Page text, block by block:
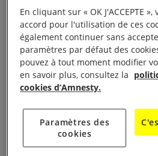
guerre de
Première et deuxième guerre
opération militaire en Syrie,
commettent les mêmes crimes
violation totale du droit
toujours les mêmes tactiques
En cliquant sur « OK J'ACCEPTE
accord pour l'utilisation de ces
également continuer sans
paramètres par défaut des
pouvez à tout moment modifier
en savoir plus, consultez la
cookies d’Amnesty.
Paramètres des
cookies